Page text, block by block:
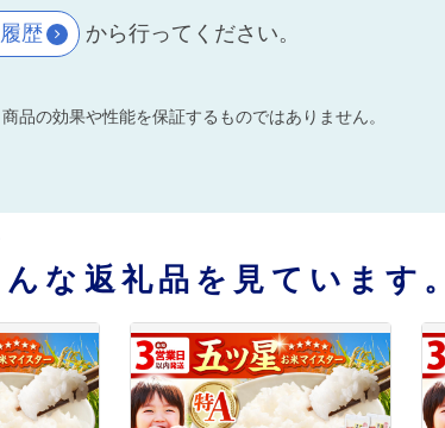
歴 から行ってください。
の効果や性能を保証するものではありません。
な返礼品を見ています。